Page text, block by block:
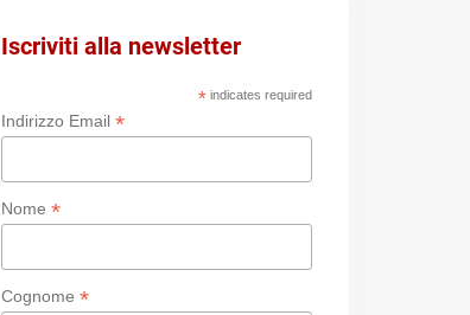
Iscriviti alla newsletter
* indicates required
Indirizzo Email*
Nome*
Cognome*